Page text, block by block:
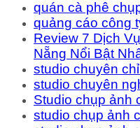
quán cà phê
quảng cáo công
Review 7 Dịch
Nẵng Nổi Bật
studio chuyên
studio chuyên
Studio chụp ảnh
studio chụp ảnh